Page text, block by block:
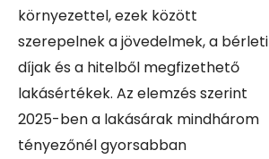
környezettel, ezek között
szerepelnek a jövedelmek, a bérleti
díjak és a hitelből megfizethető
lakásértékek. Az elemzés szerint
2025-ben a lakásárak mindhárom
tényezőnél gyorsabban